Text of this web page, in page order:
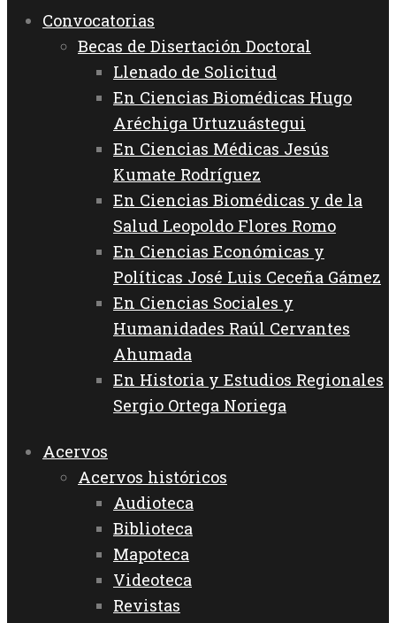
Convocatorias
Becas de Disertación Doctoral
Llenado de Solicitud
En Ciencias Biomédicas Hugo
Aréchiga Urtuzuástegui
En Ciencias Médicas Jesús
Kumate Rodríguez
En Ciencias Biomédicas y de la
Salud Leopoldo Flores Romo
En Ciencias Económicas y
Políticas José Luis Ceceña Gámez
En Ciencias Sociales y
Humanidades Raúl Cervantes
Ahumada
En Historia y Estudios Regionales
Sergio Ortega Noriega
Acervos
Acervos históricos
Audioteca
Biblioteca
Mapoteca
Videoteca
Revistas